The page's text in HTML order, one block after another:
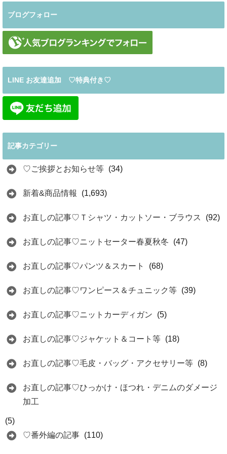
ブログフォロー
LINE お友達追加 ♡特典付き♡
記事カテゴリー
♡ご挨拶とお知らせ等 (34)
新着&商品情報 (1,693)
お直しの記事♡Ｔシャツ・カットソー・ブラウス (92)
お直しの記事♡ニットセーター春夏秋冬 (47)
お直しの記事♡パンツ＆スカート (68)
お直しの記事♡ワンピース＆チュニック等 (39)
お直しの記事♡ニットカーディガン (5)
お直しの記事♡ジャケット＆コート等 (18)
お直しの記事♡毛皮・バッグ・アクセサリー等 (8)
お直しの記事♡ひっかけ・ほつれ・デニムのダメージ
加工
(5)
♡番外編の記事 (110)